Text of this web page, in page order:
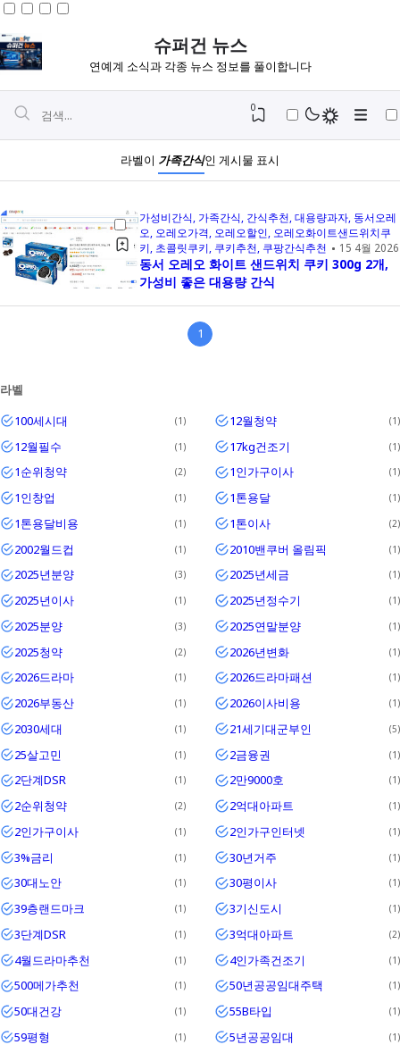
슈퍼건 뉴스
연예계 소식과 각종 뉴스 정보를 풀이합니다
Textrim
Iglo
0
라벨이 가족간식인 게시물 표시
가성비간식 가족간식 간식추천 대용량과자 동서오레
오
오레오가격 오레오할인 오레오화이트샌드위치쿠
키 초콜릿쿠키 쿠키추천 쿠팡간식추천 15 4월 2026
동서 오레오 화이트 샌드위치 쿠키 300g 2개,
가성비 좋은 대용량 간식
1
라벨
100세시대
1 12월청약 1
12월필수 1 17kg건조기 1
1순위청약 2 1인가구이사 1
1인창업 1 1톤용달 1
1톤용달비용 1 1톤이사 2
2002월드컵 1 2010밴쿠버 올림픽 1
2025년분양 3 2025년세금 1
2025년이사 1 2025년정수기 1
2025분양 3 2025연말분양 1
2025청약 2 2026년변화 1
2026드라마 1 2026드라마패션 1
2026부동산 1 2026이사비용 1
2030세대 1 21세기대군부인 5
25살고민 1 2금융권 1
2단계DSR 1 2만9000호 1
2순위청약 2 2억대아파트 1
2인가구이사 1 2인가구인터넷 1
3%금리 1 30년거주 1
30대노안 1 30평이사 1
39층랜드마크 1 3기신도시 1
3단계DSR 1 3억대아파트 2
4월드라마추천 1 4인가족건조기 1
500메가추천 1 50년공공임대주택 1
50대건강 1 55B타입 1
59평형 1 5년공공임대 1